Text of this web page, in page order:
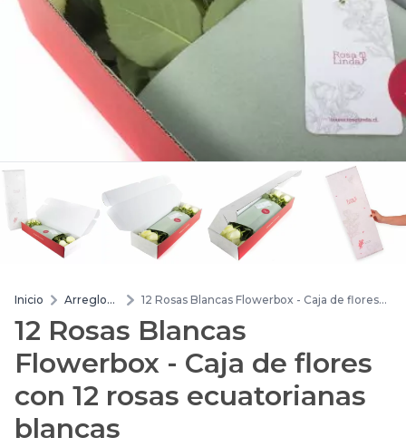
Inicio
Arreglos
12 Rosas Blancas Flowerbox - Caja de flores
12 Rosas Blancas
Flowerbox - Caja de flores
con 12 rosas ecuatorianas
blancas